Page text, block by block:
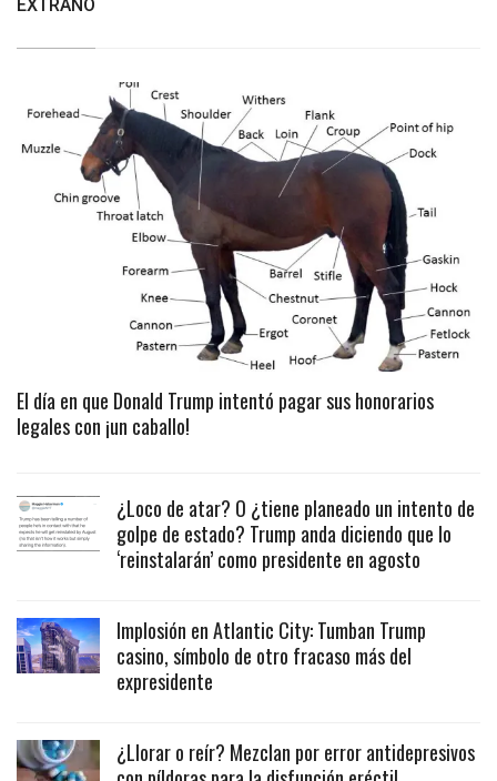
EXTRAÑO
El día en que Donald Trump intentó pagar sus honorarios
legales con ¡un caballo!
¿Loco de atar? O ¿tiene planeado un intento de
golpe de estado? Trump anda diciendo que lo
‘reinstalarán’ como presidente en agosto
Implosión en Atlantic City: Tumban Trump
casino, símbolo de otro fracaso más del
expresidente
¿Llorar o reír? Mezclan por error antidepresivos